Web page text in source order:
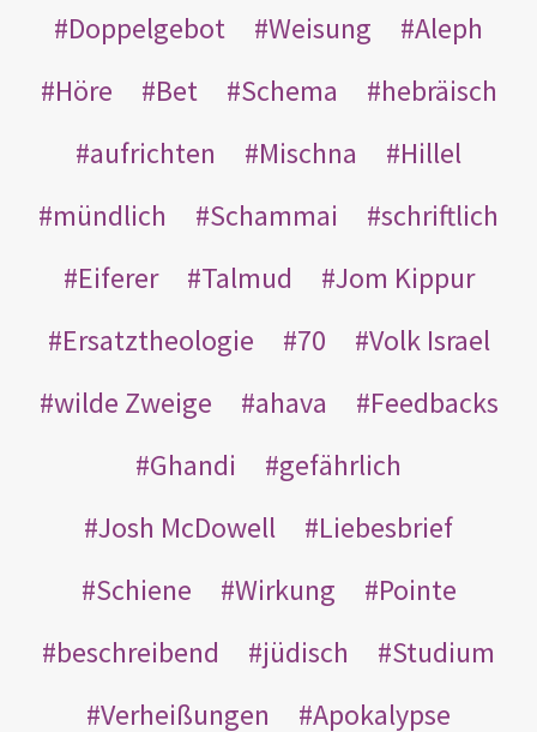
Doppelgebot
Weisung
Aleph
Höre
Bet Schema
hebräisch
aufrichten
Mischna
Hillel
mündlich
Schammai
schriftlich
Eiferer
Talmud
Jom Kippur
Ersatztheologie
70
Volk Israel
wilde Zweige
ahava
Feedbacks
Ghandi
gefährlich
Josh McDowell
Liebesbrief
Schiene
Wirkung
Pointe
beschreibend
jüdisch
Studium
Verheißungen
Apokalypse